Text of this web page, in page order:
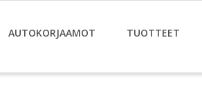
AUTOKORJAAMOT TUOTTEET